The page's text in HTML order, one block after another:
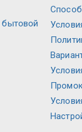
бытовой